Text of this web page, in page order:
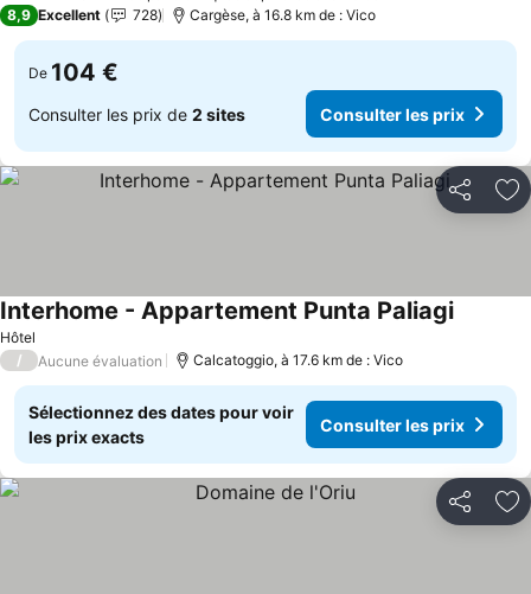
8,9 Excellent 728 Cargèse, à 16.8 km de : Vico
De 104 €
Consulter les prix de 2 sites Consulter les prix
Partager
Hôtel
Interhome - Appartement Punta Paliagi
/ Aucune évaluation Calcatoggio, à 17.6 km de : Vico
Sélectionnez des dates pour voir
les prix exacts
Consulter les prix
Partager